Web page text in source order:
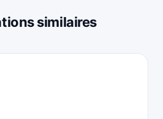
similaires